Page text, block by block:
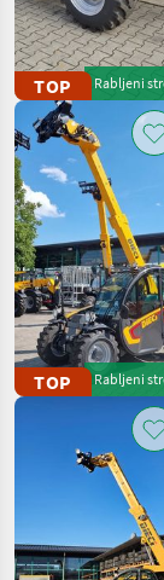
IZBERITE
KATEGORIJO
Gradbena
115
Kmetijska
13
MARKETPLACE
Marketplace
TOP Rabljeni
TOP Rabljeni